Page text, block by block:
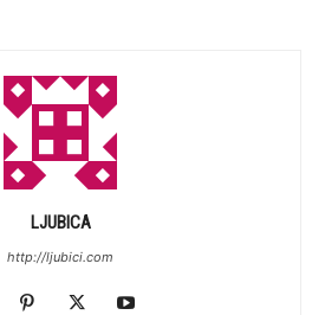
LJUBICA
http://ljubici.com